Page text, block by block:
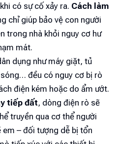
có sự cố xảy ra. Cách làm
chỉ giúp bảo vệ con người
trong nhà khỏi nguy cơ hư
mát.
dụng như máy giặt, tủ
đều có nguy cơ bị rò
điện kém hoặc do ẩm ướt.
tiếp đất, dòng điện rò sẽ
truyền qua cơ thể người
em – đối tượng dễ bị tổn